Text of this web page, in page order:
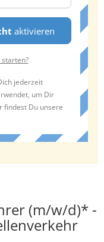
aktivieren
jederzeit
um Dir
findest Du unsere
(m/w/d)* -